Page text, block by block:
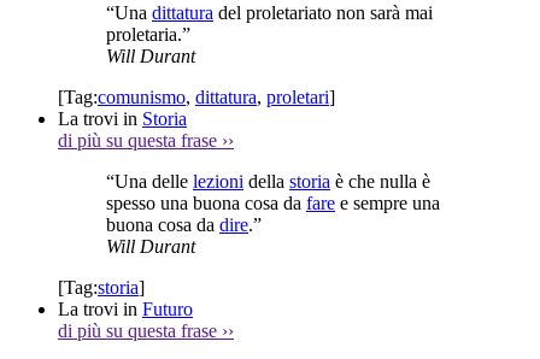
“Una dittatura del proletariato non sarà mai
proletaria.”
Will Durant
[Tag:comunismo, dittatura, proletari]
La trovi in Storia
di più su questa frase ››
“Una delle lezioni della storia è che nulla è
spesso una buona cosa da fare e sempre una
buona cosa da dire.”
Will Durant
[Tag:storia]
La trovi in Futuro
di più su questa frase ››